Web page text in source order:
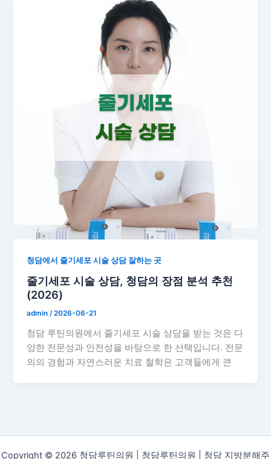
청담에서 줄기세포 시술 상담 잘하는 곳
줄기세포 시술 상담, 청담의 장점 분석 추천
(2026)
admin/2026-06-21
청담 루틴의원에서 줄기세포 시술 상담을 받는 것은 다
양한 전문성과 안전성을 바탕으로 한 선택입니다. 전문
의의 경험과 자연스러운 치료 철학은 고객들에게 큰
Copyright © 2026 청담루틴의원 | 청담루틴의원 | 청담 지방분해주